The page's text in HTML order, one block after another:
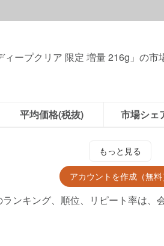
ィープクリア 限定 増量 216g」の市
平均価格(税抜) 市場シェ
もっと見る
アカウントを作成（無料
ンキング、順位、リピート率は、